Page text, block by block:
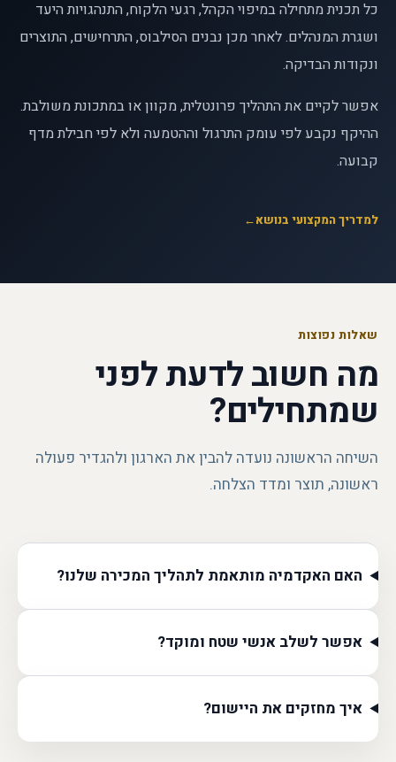
כל תכנית מתחילה במיפוי הקהל, רגעי הלקוח, התנהגויות היעד
ושגרת המנהלים. לאחר מכן נבנים הסילבוס, התרחישים, התוצרים
ונקודות הבדיקה.
אפשר לקיים את התהליך פרונטלית, מקוון או במתכונת משולבת.
ההיקף נקבע לפי עומק התרגול וההטמעה ולא לפי חבילת מדף
קבועה.
למדריך המקצועי בנושא←
שאלות נפוצות
מה חשוב לדעת לפני
שמתחילים?
השיחה הראשונה נועדה להבין את הארגון ולהגדיר פעולה
ראשונה, תוצר ומדד הצלחה.
האם האקדמיה מותאמת לתהליך המכירה שלנו?
אפשר לשלב אנשי שטח ומוקד?
איך מחזקים את היישום?